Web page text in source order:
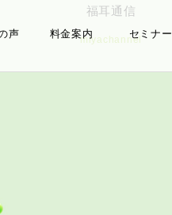
声 料金案内 セミナー
福耳通信
miyachannel